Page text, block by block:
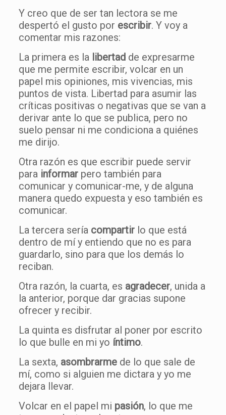
Y creo que de ser tan lectora se me
despertó el gusto por escribir. Y voy a
comentar mis razones:
La primera es la libertadde expresarme
que me permite escribir, volcar en un
papel mis opiniones, mis vivencias, mis
puntos de vista. Libertad para asumir las
críticas positivas o negativas que se van a
derivar ante lo que se publica, pero no
suelo pensar ni me condiciona a quiénes
me dirijo.
Otra razón es que escribir puede servir
para informarpero también para
comunicar y comunicar-me, y de alguna
manera quedo expuesta y eso también es
comunicar.
La tercera sería compartirlo que está
dentro de mí y entiendo que no es para
guardarlo, sino para que los demás lo
reciban.
Otra razón, la cuarta, es agradecer, unida a
la anterior, porque dar gracias supone
ofrecer y recibir.
La quinta es disfrutar al poner por escrito
lo que bulle en mi yo íntimo.
La sexta, asombrarmede lo que sale de
mí, como si alguien me dictara y yo me
dejara llevar.
Volcar en el papel mi pasión, lo que me